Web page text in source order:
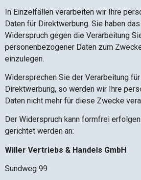
In Einzelfällen verarbeiten wir Ihre
Daten für Direktwerbung. Sie haben
Widerspruch gegen die Verarbeitung
personenbezogener Daten zum
einzulegen.
Widersprechen Sie der Verarbeitung
Direktwerbung, so werden wir Ihre
Daten nicht mehr für diese Zwecke
Der Widerspruch kann formfrei
gerichtet werden an:
Willer Vertriebs & Handels GmbH
Sundweg 99